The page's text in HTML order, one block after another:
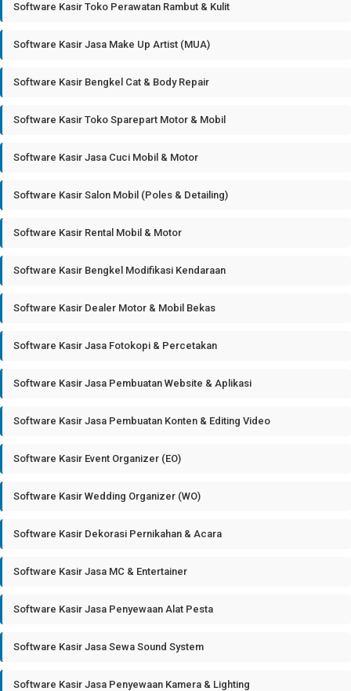
Software Kasir Toko Perawatan Rambut & Kulit
Software Kasir Jasa Make Up Artist (MUA)
Software Kasir Bengkel Cat & Body Repair
Software Kasir Toko Sparepart Motor & Mobil
Software Kasir Jasa Cuci Mobil & Motor
Software Kasir Salon Mobil (Poles & Detailing)
Software Kasir Rental Mobil & Motor
Software Kasir Bengkel Modifikasi Kendaraan
Software Kasir Dealer Motor & Mobil Bekas
Software Kasir Jasa Fotokopi & Percetakan
Software Kasir Jasa Pembuatan Website & Aplikasi
Software Kasir Jasa Pembuatan Konten & Editing Video
Software Kasir Event Organizer (EO)
Software Kasir Wedding Organizer (WO)
Software Kasir Dekorasi Pernikahan & Acara
Software Kasir Jasa MC & Entertainer
Software Kasir Jasa Penyewaan Alat Pesta
Software Kasir Jasa Sewa Sound System
Software Kasir Jasa Penyewaan Kamera & Lighting